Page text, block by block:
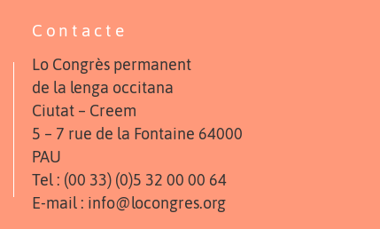
Contacte
Lo Congrès permanent
de la lenga occitana
Ciutat – Creem
5 – 7 rue de la Fontaine 64000
PAU
Tel : (00 33) (0)5 32 00 00 64
E-mail : info@locongres.org